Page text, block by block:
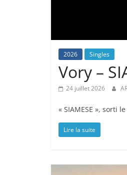
2026 Singles
Vory –
24 juillet 2026
« SIAMESE », sorti
Lire la suite